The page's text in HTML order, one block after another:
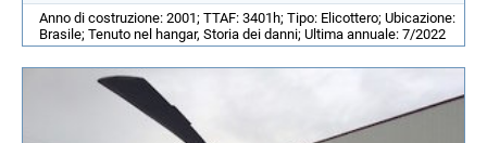
Anno di costruzione: 2001; TTAF: 3401h; Tipo: Elicottero; Ubicazione:
Brasile; Tenuto nel hangar, Storia dei danni; Ultima annuale: 7/2022